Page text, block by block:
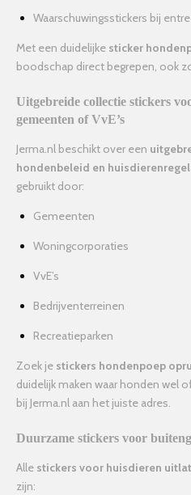
Waarschuwingsstickers bij
Met een duidelijke sticker
boodschap direct begrepen, ook
Uitgebreide collectie stickers
gemeenten of VvE’s
Jerma.nl beschikt over een
hondenbeleid en
gebruikt door:
Gemeenten
Woningcorporaties
VvE’s
Bedrijventerreinen
Recreatieparken
Zoek je stickers hondenpoep
duidelijk maken waar honden wel
bij Jerma.nl aan het juiste adres.
Duurzame stickers voor
Alle stickers voor huisdieren
zijn: